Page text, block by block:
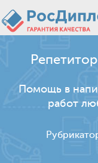
Помощь в
работ